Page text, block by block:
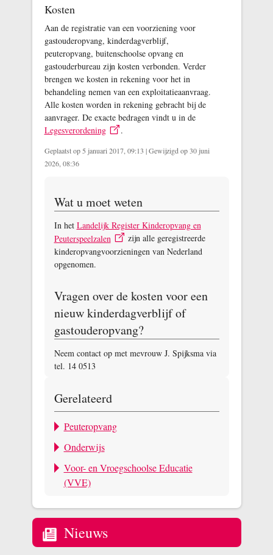
Kosten
Aan de registratie van een voorziening voor
gastouderopvang, kinderdagverblijf,
peuteropvang, buitenschoolse opvang en
gastouderbureau zijn kosten verbonden. Verder
brengen we kosten in rekening voor het in
behandeling nemen van een exploitatieaanvraag.
Alle kosten worden in rekening gebracht bij de
aanvrager. De exacte bedragen vindt u in de
Legesverordening
.
Geplaatst op 5 januari 2017, 09:13 |Gewijzigd op 30 juni
2026, 08:36
Wat u moet weten
In het Landelijk Register Kinderopvang en
Peuterspeelzalen
zijn alle geregistreerde
kinderopvangvoorzieningen van Nederland
opgenomen.
Vragen over de kosten voor een
nieuw kinderdagverblijf of
gastouderopvang?
Neem contact op met mevrouw J. Spijksma via
tel. 14 0513
Gerelateerd
Peuteropvang
Onderwijs
Voor- en Vroegschoolse Educatie
(VVE)
Nieuws